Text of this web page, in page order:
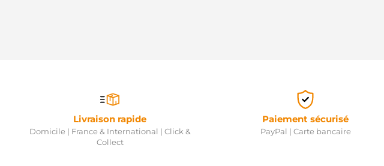
Livraison rapide
Domicile | France & International | Click &
Collect
Paiement sécurisé
PayPal | Carte bancaire